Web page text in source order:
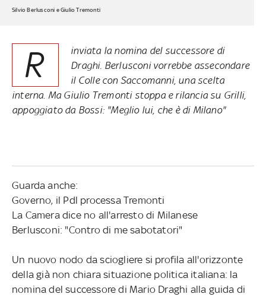
Silvio Berlusconi e Giulio Tremonti
R
inviata la nomina del successore di
Draghi. Berlusconi vorrebbe assecondare
il Colle con Saccomanni, una scelta
interna. Ma Giulio Tremonti stoppa e rilancia su Grilli,
appoggiato da Bossi: "Meglio lui, che è di Milano"
Guarda anche:
Governo, il Pdl processa Tremonti
La Camera dice no all'arresto di Milanese
Berlusconi: "Contro di me sabotatori"
Un nuovo nodo da sciogliere si profila all'orizzonte
della già non chiara situazione politica italiana: la
nomina del successore di Mario Draghi alla guida di